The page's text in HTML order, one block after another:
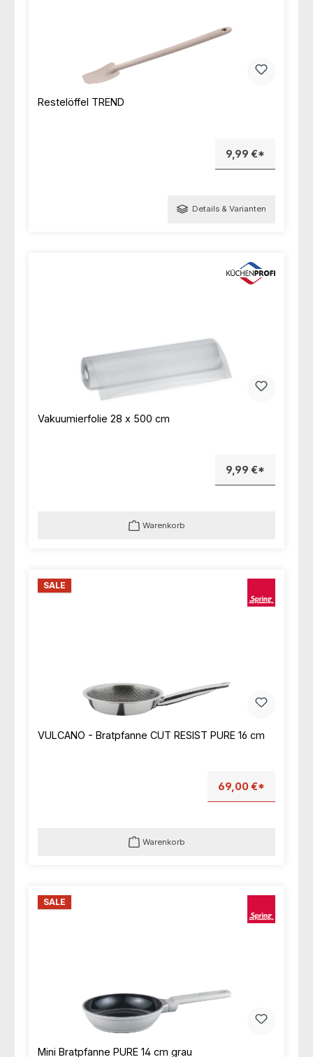
Restelöffel TREND
9,99 €*
Details & Varianten
Vakuumierfolie 28 x 500 cm
9,99 €*
Warenkorb
SALE
VULCANO - Bratpfanne CUT RESIST PURE 16 cm
69,00 €*
Warenkorb
SALE
Mini Bratpfanne PURE 14 cm grau